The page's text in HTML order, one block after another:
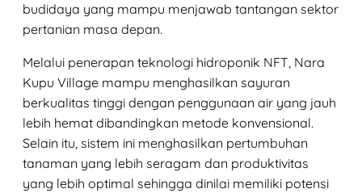
budidaya yang mampu menjawab tantangan sektor
pertanian masa depan.
Melalui penerapan teknologi hidroponik NFT, Nara
Kupu Village mampu menghasilkan sayuran
berkualitas tinggi dengan penggunaan air yang jauh
lebih hemat dibandingkan metode konvensional.
Selain itu, sistem ini menghasilkan pertumbuhan
tanaman yang lebih seragam dan produktivitas
yang lebih optimal sehingga dinilai memiliki potensi